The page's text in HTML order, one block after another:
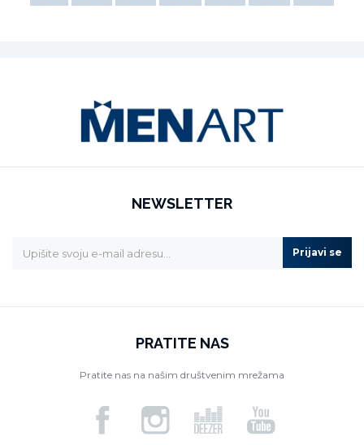
NEWSLETTER
Prijavi se
PRATITE NAS
Pratite nas na našim društvenim mrežama